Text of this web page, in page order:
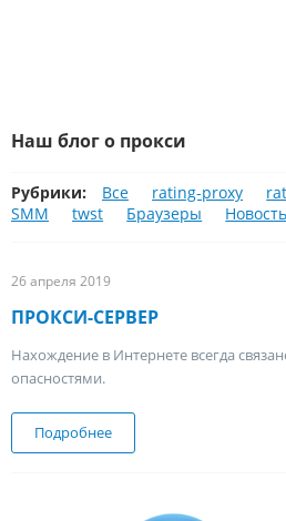
Наш блог о прокси
Рубрики: Все rating-proxy
SMM
twst Браузеры Новость
26 апреля 2019
ПРОКСИ-СЕРВЕР
Нахождение в Интернете всегда
опасностями.
Подробнее